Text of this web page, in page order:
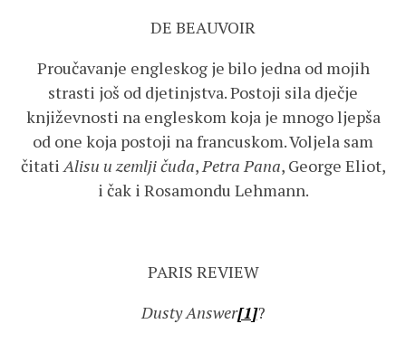
DE BEAUVOIR
Proučavanje engleskog je bilo jedna od mojih
strasti još od djetinjstva. Postoji sila dječje
književnosti na engleskom koja je mnogo ljepša
od one koja postoji na francuskom. Voljela sam
čitatiAlisu u zemlji čuda,Petra Pana, George Eliot,
i čak i Rosamondu Lehmann.
PARIS REVIEW
Dusty Answer[1]?